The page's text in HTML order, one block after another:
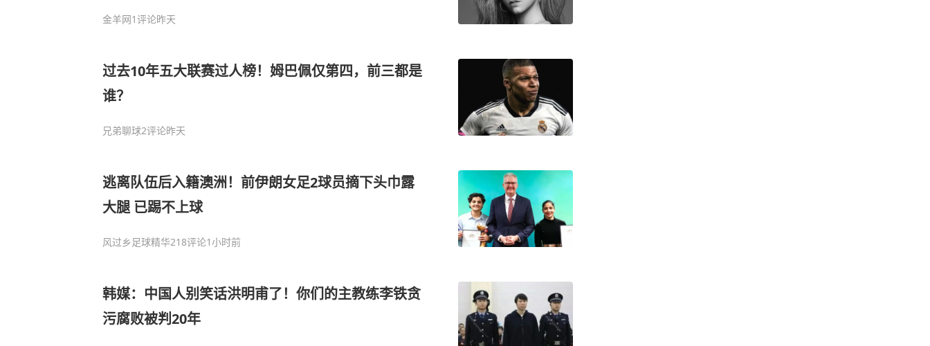
金羊网1评论昨天
过去10年五大联赛过人榜！姆巴佩仅第四，前三都是
谁？
兄弟聊球2评论昨天
逃离队伍后入籍澳洲！前伊朗女足2球员摘下头巾露
大腿 已踢不上球
风过乡足球精华218评论1小时前
韩媒：中国人别笑话洪明甫了！你们的主教练李铁贪
污腐败被判20年